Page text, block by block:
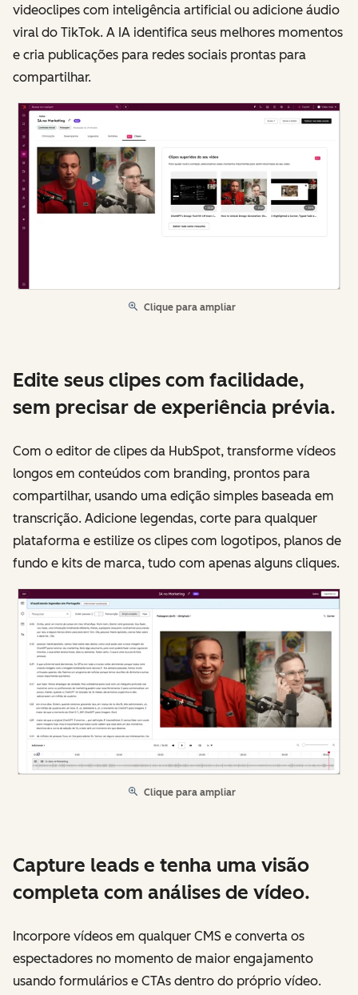
videoclipes com inteligência artificial ou adicione áudio
viral do TikTok. A IA identifica seus melhores momentos
e cria publicações para redes sociais prontas para
compartilhar.
Clique para ampliar
Edite seus clipes com facilidade,
sem precisar de experiência prévia.
Com o editor de clipes da HubSpot, transforme vídeos
longos em conteúdos com branding, prontos para
compartilhar, usando uma edição simples baseada em
transcrição. Adicione legendas, corte para qualquer
plataforma e estilize os clipes com logotipos, planos de
fundo e kits de marca, tudo com apenas alguns cliques.
Clique para ampliar
Capture leads e tenha uma visão
completa com análises de vídeo.
Incorpore vídeos em qualquer CMS e converta os
espectadores no momento de maior engajamento
usando formulários e CTAs dentro do próprio vídeo.